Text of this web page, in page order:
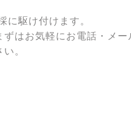
に駆け付けます。
はお気軽にお電話・メー
。